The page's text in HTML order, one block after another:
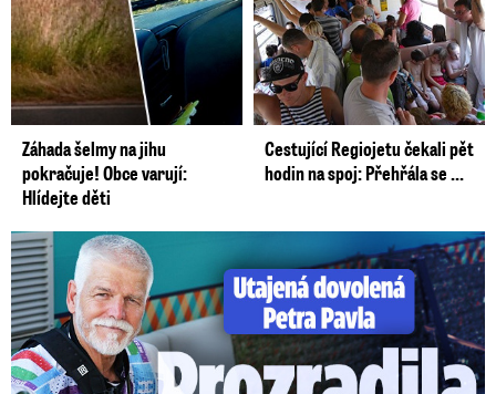
Záhada šelmy na jihu
pokračuje! Obce varují:
Hlídejte děti
Cestující Regiojetu čekali pět
hodin na spoj: Přehřála se ...
Utajená dovolená Petra Pavla: Prozradila ho fotka!